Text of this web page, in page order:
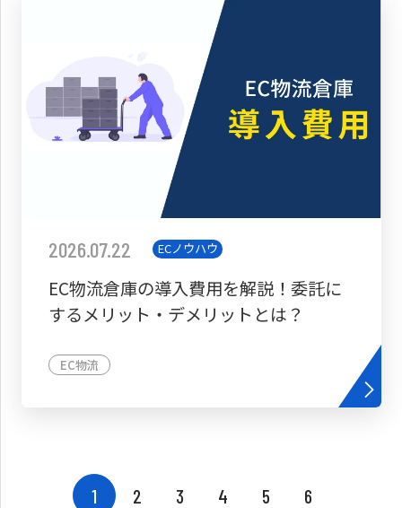
2026.07.22 ECノウハウ
EC物流倉庫の導入費用を解説！委託に
するメリット・デメリットとは？
EC物流
1 2 3 4 5
6